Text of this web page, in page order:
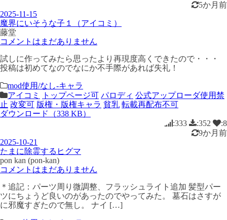
5か月前
2025-11-15
魔界にいそうな子１（アイコミ）
藤堂
コメントはまだありません
試しに作ってみたら思ったより再現度高くできたので・・・
投稿は初めてなのでなにか不手際があれば失礼！
mod使用/なし-キャラ
アイコミ
トップページ可 パロディ 公式アップローダ使用禁
止 改変可 版権・版権キャラ 貧乳 転載再配布不可
ダウンロード（338 KB）
:333
:352
:8
9か月前
2025-10-21
たまに除霊するヒグマ
pon kan (pon-kan)
コメントはまだありません
＊追記：パーツ周り微調整、フラッシュライト追加 髪型パー
ツにちょうど良いのがあったのでやってみた。 墓石はさすが
に邪魔すぎたので無し。 ナイ […]